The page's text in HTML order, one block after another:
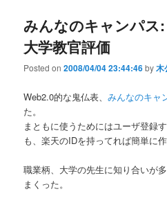
みんなのキャンパス
大学教官評価
Posted on2008/04/04 23:44:46by木
Web2.0的な鬼仏表、みんなのキャ
た。
まともに使うためにはユーザ登録
も、楽天のIDを持ってれば簡単に作
職業柄、大学の先生に知り合いが
まくった。